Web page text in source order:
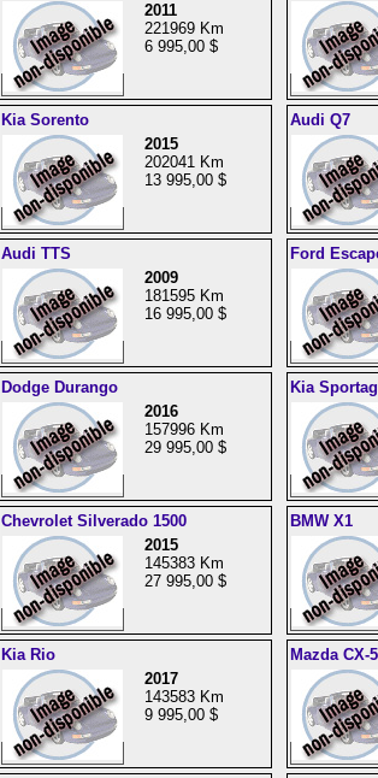
2011
221969 Km
6 995,00 $
Kia Sorento
2015
202041 Km
13 995,00 $
Audi Q7
Audi TTS
2009
181595 Km
16 995,00 $
Ford
Dodge Durango
2016
157996 Km
29 995,00 $
Kia
Chevrolet Silverado 1500
2015
145383 Km
27 995,00 $
BMW X1
Kia Rio
2017
143583 Km
9 995,00 $
Mazda CX-5